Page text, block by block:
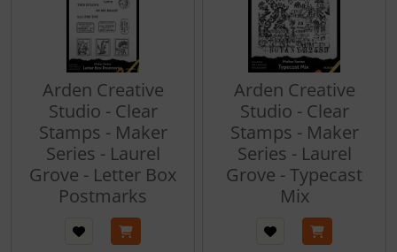
Arden Creative
Studio - Clear
Stamps - Maker
Series - Laurel
Grove - Letter Box
Postmarks
Arden Creative
Studio - Clear
Stamps - Maker
Series - Laurel
Grove - Typecast
Mix